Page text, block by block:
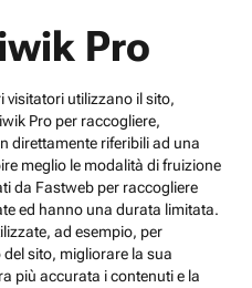
Pro
visitatori utilizzano il sito,
Pro per raccogliere,
direttamente riferibili ad una
meglio le modalità di fruizione
da Fastweb per raccogliere
ed hanno una durata limitata.
ad esempio, per
sito, migliorare la sua
più accurata i contenuti e la